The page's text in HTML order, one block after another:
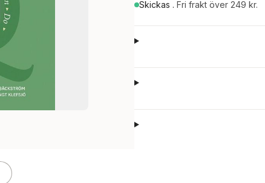
Skickas . Fri frakt över 249 kr.